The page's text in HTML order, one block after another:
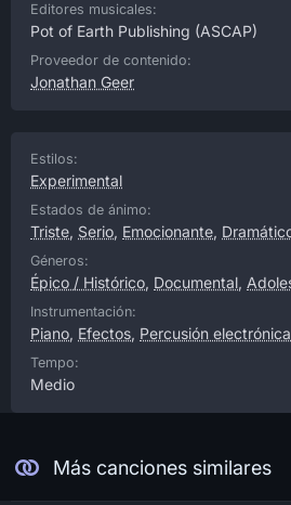
Editores musicales:
Pot of Earth Publishing (ASCAP)
Proveedor de contenido:
Jonathan Geer
Estilos:
Experimental
Estados de ánimo:
Triste, Serio, Emocionante,
Géneros:
Épico / Histórico, Documental,
Instrumentación:
Piano, Efectos, Percusión electrónica
Tempo:
Medio
Más canciones similares